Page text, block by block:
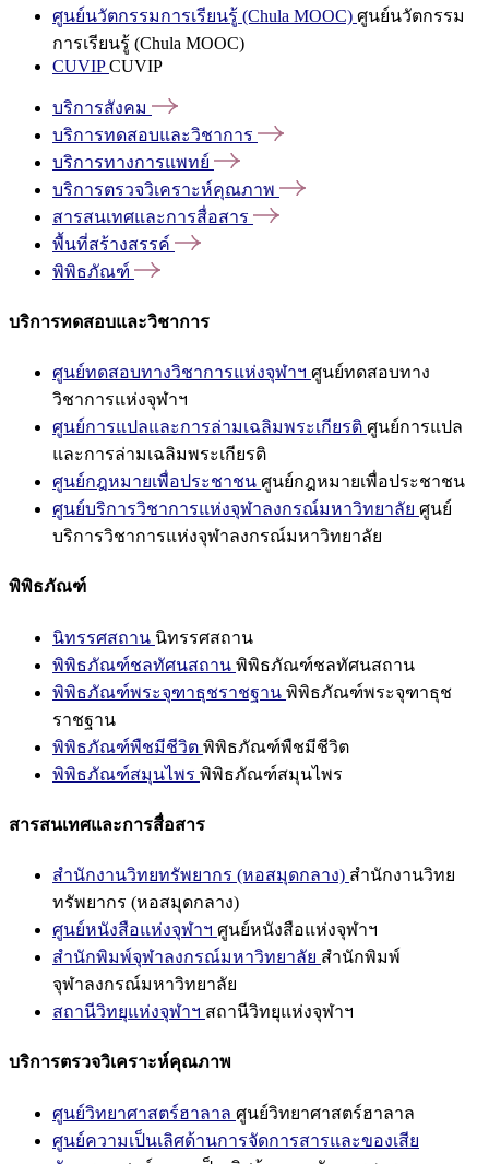
ศูนย์นวัตกรรมการเรียนรู้ (Chula MOOC) ศูนย์นวัตกรรม
การเรียนรู้ (Chula MOOC)
CUVIPCUVIP
บริการสังคม
บริการทดสอบและวิชาการ
บริการทางการแพทย์
บริการตรวจวิเคราะห์คุณภาพ
สารสนเทศและการสื่อสาร
พื้นที่สร้างสรรค์
พิพิธภัณฑ์
บริการทดสอบและวิชาการ
ศูนย์ทดสอบทางวิชาการแห่งจุฬาฯ ศูนย์ทดสอบทาง
วิชาการแห่งจุฬาฯ
ศูนย์การแปลและการล่ามเฉลิมพระเกียรติ ศูนย์การแปล
และการล่ามเฉลิมพระเกียรติ
ศูนย์กฎหมายเพื่อประชาชน ศูนย์กฎหมายเพื่อประชาชน
ศูนย์บริการวิชาการแห่งจุฬาลงกรณ์มหาวิทยาลัย ศูนย์
บริการวิชาการแห่งจุฬาลงกรณ์มหาวิทยาลัย
พิพิธภัณฑ์
นิทรรศสถาน นิทรรศสถาน
พิพิธภัณฑ์ชลทัศนสถาน พิพิธภัณฑ์ชลทัศนสถาน
พิพิธภัณฑ์พระจุฑาธุชราชฐาน พิพิธภัณฑ์พระจุฑาธุช
ราชฐาน
พิพิธภัณฑ์พืชมีชีวิต พิพิธภัณฑ์พืชมีชีวิต
พิพิธภัณฑ์สมุนไพร พิพิธภัณฑ์สมุนไพร
สารสนเทศและการสื่อสาร
สำนักงานวิทยทรัพยากร (หอสมุดกลาง) สำนักงานวิทย
ทรัพยากร (หอสมุดกลาง)
ศูนย์หนังสือแห่งจุฬาฯ ศูนย์หนังสือแห่งจุฬาฯ
สำนักพิมพ์จุฬาลงกรณ์มหาวิทยาลัย สำนักพิมพ์
จุฬาลงกรณ์มหาวิทยาลัย
สถานีวิทยุแห่งจุฬาฯ สถานีวิทยุแห่งจุฬาฯ
บริการตรวจวิเคราะห์คุณภาพ
ศูนย์วิทยาศาสตร์ฮาลาล ศูนย์วิทยาศาสตร์ฮาลาล
ศูนย์ความเป็นเลิศด้านการจัดการสารและของเสีย